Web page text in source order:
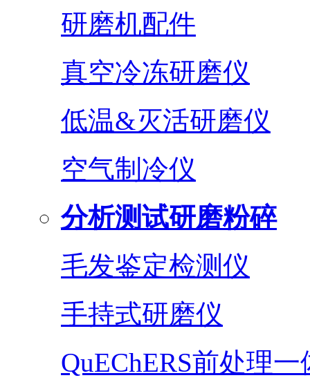
研磨机配件
真空冷冻研磨仪
低温&灭活研磨仪
空气制冷仪
分析测试研磨粉碎
毛发鉴定检测仪
手持式研磨仪
QuEChERS前处理一